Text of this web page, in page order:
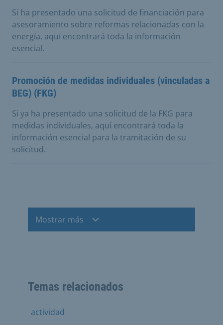
Si ha presentado una solicitud de financiación para
asesoramiento sobre reformas relacionadas con la
energía, aquí encontrará toda la información
esencial.
Promoción de medidas individuales (vinculadas a
BEG) (FKG)
Si ya ha presentado una solicitud de la FKG para
medidas individuales, aquí encontrará toda la
información esencial para la tramitación de su
solicitud.
Mostrar más
Temas relacionados
actividad